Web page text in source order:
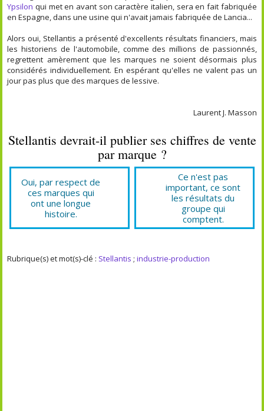
Ypsilon qui met en avant son caractère italien, sera en fait fabriquée
en Espagne, dans une usine qui n'avait jamais fabriquée de Lancia...
Alors oui, Stellantis a présenté d'excellents résultats financiers, mais
les historiens de l'automobile, comme des millions de passionnés,
regrettent amèrement que les marques ne soient désormais plus
considérés individuellement. En espérant qu'elles ne valent pas un
jour pas plus que des marques de lessive.
Laurent J. Masson
Stellantis devrait-il publier ses chiffres de vente
par marque ?
Oui, par respect de
ces marques qui
ont une longue
histoire.
Ce n'est pas
important, ce sont
les résultats du
groupe qui
comptent.
Rubrique(s) et mot(s)-clé : Stellantis ;industrie-production